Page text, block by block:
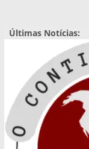
para
Últimas Notícias: